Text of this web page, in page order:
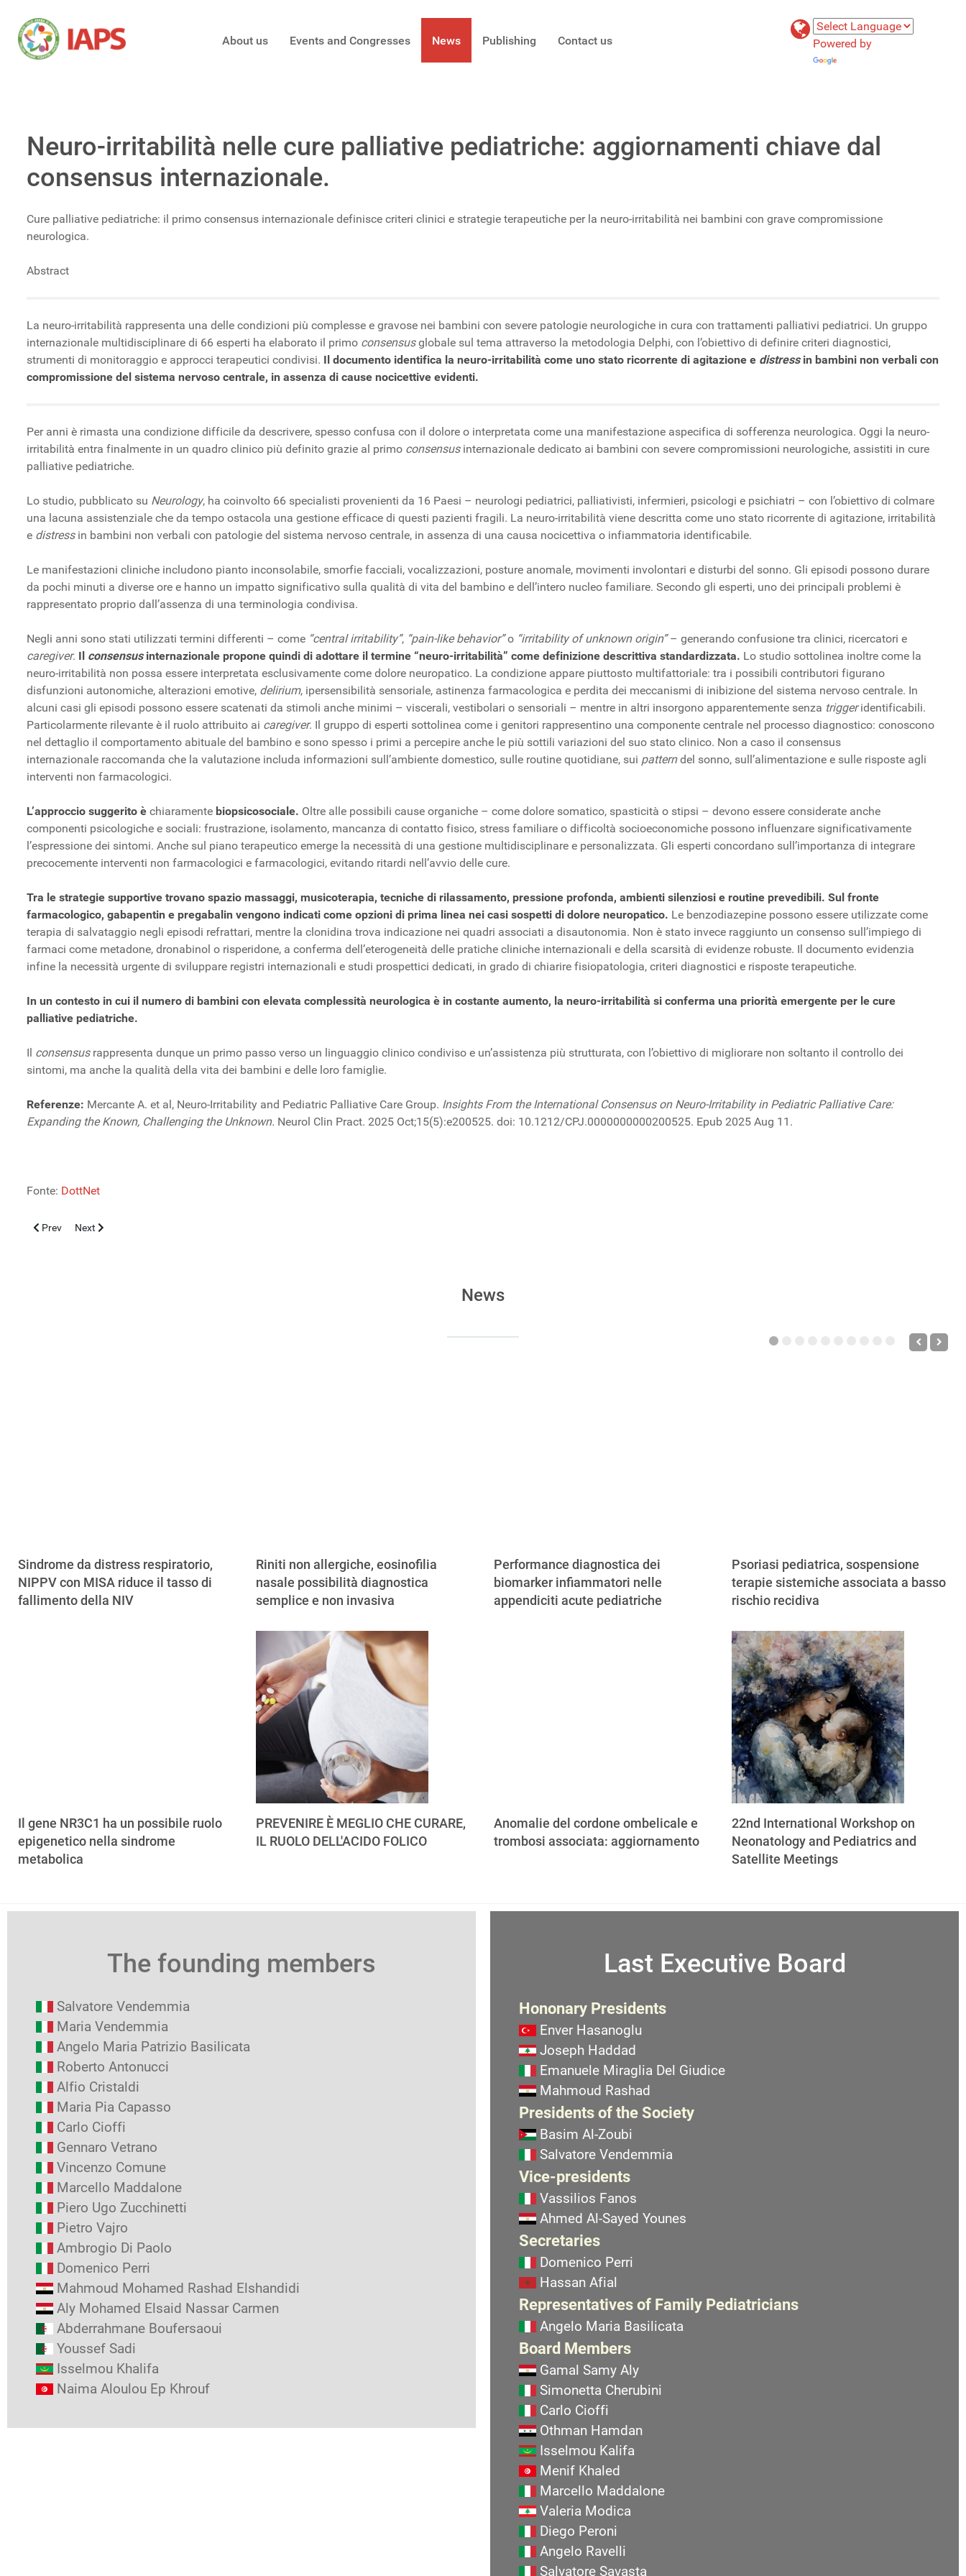
About us Events and Congresses News Publishing Contact us
Powered by
Neuro-irritabilità nelle cure palliative pediatriche: aggiornamenti chiave dal
consensus internazionale.
Cure palliative pediatriche: il primo consensus internazionale definisce criteri clinici e strategie terapeutiche per la neuro-irritabilità nei bambini con grave compromissione
neurologica.
Abstract
La neuro-irritabilità rappresenta una delle condizioni più complesse e gravose nei bambini con severe patologie neurologiche in cura con trattamenti palliativi pediatrici. Un gruppo
internazionale multidisciplinare di 66 esperti ha elaborato il primo consensusglobale sul tema attraverso la metodologia Delphi, con l’obiettivo di definire criteri diagnostici,
strumenti di monitoraggio e approcci terapeutici condivisi. Il documento identifica la neuro-irritabilità come uno stato ricorrente di agitazione e distressin bambini non verbali con
compromissione del sistema nervoso centrale, in assenza di cause nocicettive evidenti.
Per anni è rimasta una condizione difficile da descrivere, spesso confusa con il dolore o interpretata come una manifestazione aspecifica di sofferenza neurologica. Oggi la neuro-
irritabilità entra finalmente in un quadro clinico più definito grazie al primo consensusinternazionale dedicato ai bambini con severe compromissioni neurologiche, assistiti in cure
palliative pediatriche.
Lo studio, pubblicato su Neurology, ha coinvolto 66 specialisti provenienti da 16 Paesi – neurologi pediatrici, palliativisti, infermieri, psicologi e psichiatri – con l’obiettivo di colmare
una lacuna assistenziale che da tempo ostacola una gestione efficace di questi pazienti fragili. La neuro-irritabilità viene descritta come uno stato ricorrente di agitazione, irritabilità
e distressin bambini non verbali con patologie del sistema nervoso centrale, in assenza di una causa nocicettiva o infiammatoria identificabile.
Le manifestazioni cliniche includono pianto inconsolabile, smorfie facciali, vocalizzazioni, posture anomale, movimenti involontari e disturbi del sonno. Gli episodi possono durare
da pochi minuti a diverse ore e hanno un impatto significativo sulla qualità di vita del bambino e dell’intero nucleo familiare. Secondo gli esperti, uno dei principali problemi è
rappresentato proprio dall’assenza di una terminologia condivisa.
Negli anni sono stati utilizzati termini differenti – come “central irritability”, “pain-like behavior”o “irritability of unknown origin”– generando confusione tra clinici, ricercatori e
caregiver. Il consensusinternazionale propone quindi di adottare il termine “neuro-irritabilità” come definizione descrittiva standardizzata. Lo studio sottolinea inoltre come la
neuro-irritabilità non possa essere interpretata esclusivamente come dolore neuropatico. La condizione appare piuttosto multifattoriale: tra i possibili contributori figurano
disfunzioni autonomiche, alterazioni emotive, delirium, ipersensibilità sensoriale, astinenza farmacologica e perdita dei meccanismi di inibizione del sistema nervoso centrale. In
alcuni casi gli episodi possono essere scatenati da stimoli anche minimi – viscerali, vestibolari o sensoriali – mentre in altri insorgono apparentemente senza triggeridentificabili.
Particolarmente rilevante è il ruolo attribuito ai caregiver. Il gruppo di esperti sottolinea come i genitori rappresentino una componente centrale nel processo diagnostico: conoscono
nel dettaglio il comportamento abituale del bambino e sono spesso i primi a percepire anche le più sottili variazioni del suo stato clinico. Non a caso il consensus
internazionale raccomanda che la valutazione includa informazioni sull’ambiente domestico, sulle routine quotidiane, sui patterndel sonno, sull’alimentazione e sulle risposte agli
interventi non farmacologici.
L’approccio suggerito è chiaramente biopsicosociale. Oltre alle possibili cause organiche – come dolore somatico, spasticità o stipsi – devono essere considerate anche
componenti psicologiche e sociali: frustrazione, isolamento, mancanza di contatto fisico, stress familiare o difficoltà socioeconomiche possono influenzare significativamente
l’espressione dei sintomi. Anche sul piano terapeutico emerge la necessità di una gestione multidisciplinare e personalizzata. Gli esperti concordano sull’importanza di integrare
precocemente interventi non farmacologici e farmacologici, evitando ritardi nell’avvio delle cure.
Tra le strategie supportive trovano spazio massaggi, musicoterapia, tecniche di rilassamento, pressione profonda, ambienti silenziosi e routine prevedibili. Sul fronte
farmacologico, gabapentin e pregabalin vengono indicati come opzioni di prima linea nei casi sospetti di dolore neuropatico. Le benzodiazepine possono essere utilizzate come
terapia di salvataggio negli episodi refrattari, mentre la clonidina trova indicazione nei quadri associati a disautonomia. Non è stato invece raggiunto un consenso sull’impiego di
farmaci come metadone, dronabinol o risperidone, a conferma dell’eterogeneità delle pratiche cliniche internazionali e della scarsità di evidenze robuste. Il documento evidenzia
infine la necessità urgente di sviluppare registri internazionali e studi prospettici dedicati, in grado di chiarire fisiopatologia, criteri diagnostici e risposte terapeutiche.
In un contesto in cui il numero di bambini con elevata complessità neurologica è in costante aumento, la neuro-irritabilità si conferma una priorità emergente per le cure
palliative pediatriche.
Il consensusrappresenta dunque un primo passo verso un linguaggio clinico condiviso e un’assistenza più strutturata, con l’obiettivo di migliorare non soltanto il controllo dei
sintomi, ma anche la qualità della vita dei bambini e delle loro famiglie.
Referenze: Mercante A. et al, Neuro-Irritability and Pediatric Palliative Care Group. Insights From the International Consensus on Neuro-Irritability in Pediatric Palliative Care:
Expanding the Known, Challenging the Unknown. Neurol Clin Pract. 2025 Oct;15(5):e200525. doi: 10.1212/CPJ.0000000000200525. Epub 2025 Aug 11.
Fonte: DottNet
Previous article: Disforia di genere in adolescenza: l’ipotesi dell’insorgenza rapida sotto esame.
Prev Next article: Il percorso andrologico dalla crescita alla transizione: linee guida SIAMS–SIEDP.
Next
News
Sindrome da distress respiratorio,
NIPPV con MISA riduce il tasso di
fallimento della NIV
Riniti non allergiche, eosinofilia
nasale possibilità diagnostica
semplice e non invasiva
Performance diagnostica dei
biomarker infiammatori nelle
appendiciti acute pediatriche
Psoriasi pediatrica, sospensione
terapie sistemiche associata a basso
rischio recidiva
Il gene NR3C1 ha un possibile ruolo
epigenetico nella sindrome
metabolica
PREVENIRE È MEGLIO CHE CURARE,
IL RUOLO DELL'ACIDO FOLICO
Anomalie del cordone ombelicale e
trombosi associata: aggiornamento
22nd International Workshop on
Neonatology and Pediatrics and
Satellite Meetings
The founding members
Salvatore Vendemmia
Maria Vendemmia
Angelo Maria Patrizio Basilicata
Roberto Antonucci
Alfio Cristaldi
Maria Pia Capasso
Carlo Cioffi
Gennaro Vetrano
Vincenzo Comune
Marcello Maddalone
Piero Ugo Zucchinetti
Pietro Vajro
Ambrogio Di Paolo
Domenico Perri
Mahmoud Mohamed Rashad Elshandidi
Aly Mohamed Elsaid Nassar Carmen
Abderrahmane Boufersaoui
Youssef Sadi
Isselmou Khalifa
Naima Aloulou Ep Khrouf
Last Executive Board
Hononary Presidents
Enver Hasanoglu
Joseph Haddad
Emanuele Miraglia Del Giudice
Mahmoud Rashad
Presidents of the Society
Basim Al-Zoubi
Salvatore Vendemmia
Vice-presidents
Vassilios Fanos
Ahmed Al-Sayed Younes
Secretaries
Domenico Perri
Hassan Afial
Representatives of Family Pediatricians
Angelo Maria Basilicata
Board Members
Gamal Samy Aly
Simonetta Cherubini
Carlo Cioffi
Othman Hamdan
Isselmou Kalifa
Menif Khaled
Marcello Maddalone
Valeria Modica
Diego Peroni
Angelo Ravelli
Salvatore Savasta